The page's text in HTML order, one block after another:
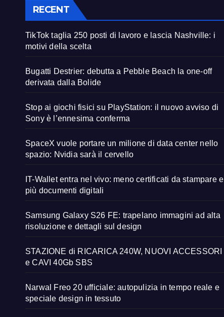
RECENT
TikTok taglia 250 posti di lavoro e lascia Nashville: i
motivi della scelta
Bugatti Destrier: debutta a Pebble Beach la one-off
derivata dalla Bolide
Stop ai giochi fisici su PlayStation: il nuovo avviso di
Sony è l’ennesima conferma
SpaceX vuole portare un milione di data center nello
spazio: Nvidia sarà il cervello
IT-Wallet entra nel vivo: meno certificati da stampare e
più documenti digitali
Samsung Galaxy S26 FE: trapelano immagini ad alta
risoluzione e dettagli sul design
STAZIONE di RICARICA 240W, NUOVI ACCESSORI
e CAVI 40Gb SBS
Narwal Freo 20 ufficiale: autopulizia in tempo reale e
speciale design in tessuto